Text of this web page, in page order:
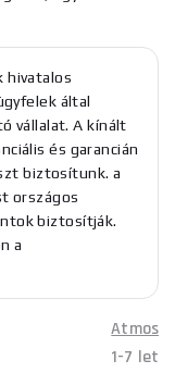
hivatalos
által
vállalat. A kínált
és garancián
biztosítunk. a
országos
biztosítják.
a
Atmos
1-7 let